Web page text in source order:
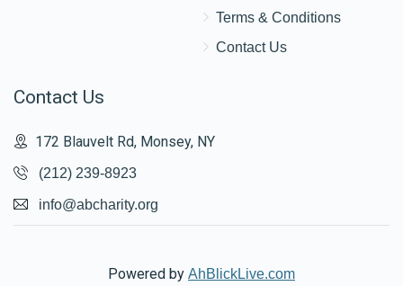
Terms & Conditions
Contact Us
Contact Us
172 Blauvelt Rd, Monsey, NY
(212) 239-8923
info@abcharity.org
Powered by AhBlickLive.com